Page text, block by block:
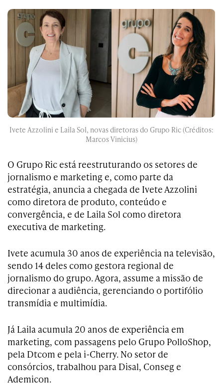
Ivete Azzolini e Laila Sol, novas diretoras do Grupo Ric (Créditos:
Marcos Vinicius)
O Grupo Ric está reestruturando os setores de
jornalismo e marketing e, como parte da
estratégia, anuncia a chegada de Ivete Azzolini
como diretora de produto, conteúdo e
convergência, e de Laila Sol como diretora
executiva de marketing.
Ivete acumula 30 anos de experiência na televisão,
sendo 14 deles como gestora regional de
jornalismo do grupo. Agora, assume a missão de
direcionar a audiência, gerenciando o portifólio
transmídia e multimídia.
Já Laila acumula 20 anos de experiência em
marketing, com passagens pelo Grupo PolloShop,
pela Dtcom e pela i-Cherry. No setor de
consórcios, trabalhou para Disal, Conseg e
Ademicon.